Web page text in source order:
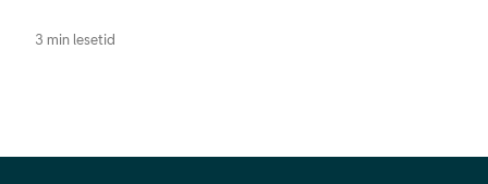
3 min lesetid